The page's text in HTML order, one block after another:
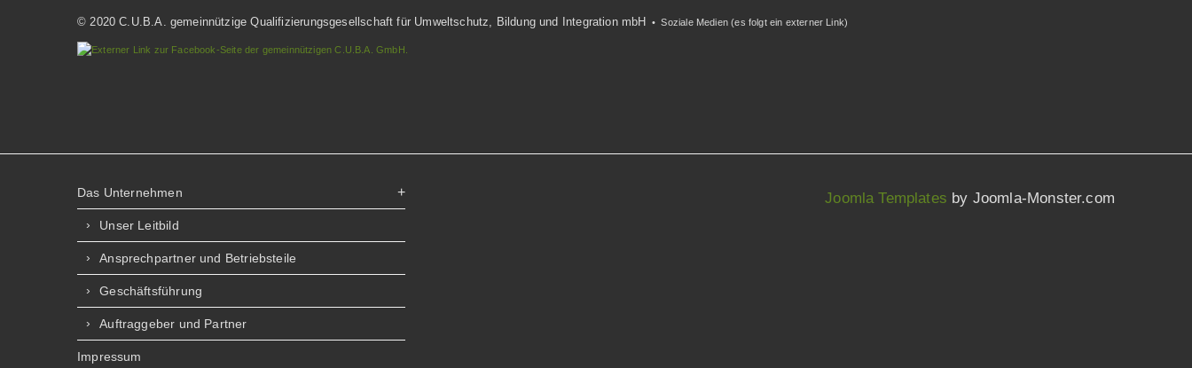
© 2020 C.U.B.A. gemeinnützige Qualifizierungsgesellschaft für Umweltschutz, Bildung und Integration mbH • Soziale Medien (es folgt ein externer Link)
Das Unternehmen
Unser Leitbild
Ansprechpartner und Betriebsteile
Geschäftsführung
Auftraggeber und Partner
Impressum
Joomla Templates by Joomla-Monster.com